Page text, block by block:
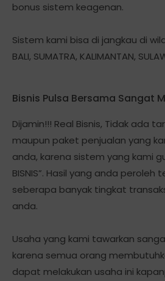
bonus sistem keagenan.
Sistem kami bisa di jangkau di
BALI, SUMATRA, KALIMANTAN,
Bisnis Pulsa Bersama Sangat
Dijamin!!! Real Bisnis, Tidak ada
maupun paket penjualan yang
anda, karena sistem yang kami
BISNIS”. Hasil yang anda peroleh
seberapa banyak tingkat
anda.
Usaha yang kami tawarkan
karena semua orang
dapat melakukan usaha ini